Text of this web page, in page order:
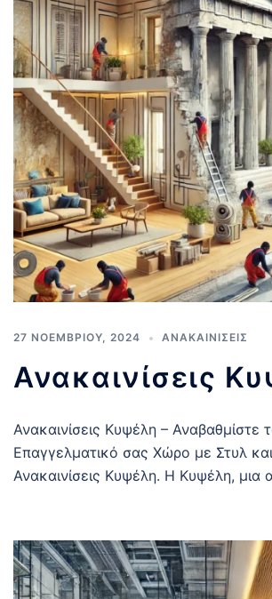
27 ΝΟΕΜΒΡΊΟΥ, 2024 ΑΝΑΚΑΙΝΊΣΕΙΣ
Ανακαινίσεις
Ανακαινίσεις Κυψέλη – Αναβαθμίστε
Επαγγελματικό σας Χώρο με Στυλ
Ανακαινίσεις Κυψέλη. Η Κυψέλη, μια